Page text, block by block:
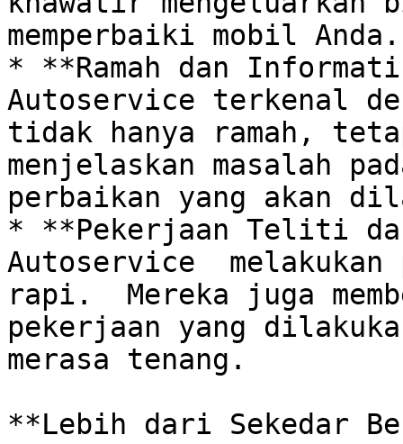
memperbaiki mobil Anda.
* **Ramah dan
Autoservice terkenal
tidak hanya ramah,
menjelaskan masalah
perbaikan yang akan
* **Pekerjaan Teliti
Autoservice
rapi.  Mereka juga
pekerjaan yang
merasa tenang.
**Lebih dari Sekedar